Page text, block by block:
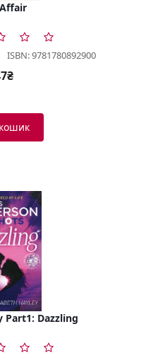
ISBN: 9781780892900
Part1: Dazzling